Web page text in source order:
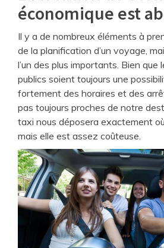
économique est
Il y a de nombreux éléments à
de la planification d’un voyage,
l’un des plus importants. Bien que
publics soient toujours une
fortement des horaires et des
pas toujours proches de notre
taxi nous déposera exactement où
mais elle est assez coûteuse.